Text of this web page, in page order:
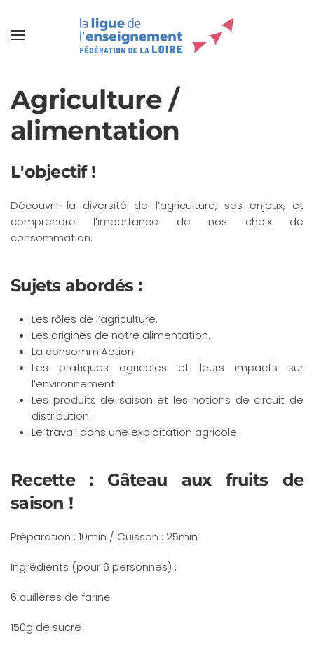
Agriculture /
alimentation
L'objectif !
Découvrir la diversité de l’agriculture, ses enjeux, et
comprendre l’importance de nos choix de
consommation.
Sujets abordés :
Les rôles de l’agriculture.
Les origines de notre alimentation.
La consomm’Action.
Les pratiques agricoles et leurs impacts sur
l’environnement.
Les produits de saison et les notions de circuit de
distribution.
Le travail dans une exploitation agricole.
Recette : Gâteau aux fruits de
saison !
Préparation : 10min / Cuisson : 25min
Ingrédients (pour 6 personnes) :
6 cuillères de farine
150g de sucre